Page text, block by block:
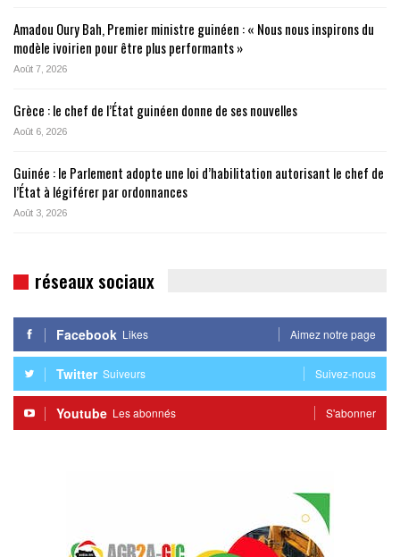
Amadou Oury Bah, Premier ministre guinéen : « Nous nous inspirons du
modèle ivoirien pour être plus performants »
Août 7, 2026
Grèce : le chef de l’État guinéen donne de ses nouvelles
Août 6, 2026
Guinée : le Parlement adopte une loi d’habilitation autorisant le chef de
l’État à légiférer par ordonnances
Août 3, 2026
réseaux sociaux
Facebook Likes Aimez notre page
Twitter Suiveurs Suivez-nous
Youtube Les abonnés S'abonner